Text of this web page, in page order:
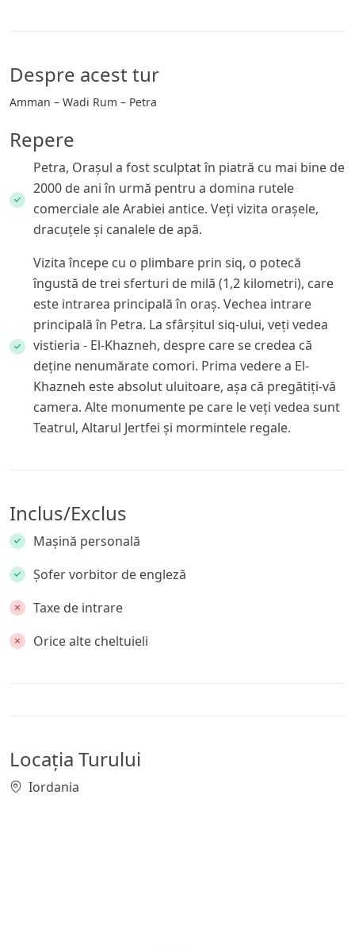
Despre acest tur
Amman – Wadi Rum – Petra
Repere
Petra, Orașul a fost sculptat în piatră cu mai bine de
2000 de ani în urmă pentru a domina rutele
comerciale ale Arabiei antice. Veți vizita orașele,
dracuțele și canalele de apă.
Vizita începe cu o plimbare prin siq, o potecă
îngustă de trei sferturi de milă (1,2 kilometri), care
este intrarea principală în oraș. Vechea intrare
principală în Petra. La sfârșitul siq-ului, veți vedea
vistieria - El-Khazneh, despre care se credea că
deține nenumărate comori. Prima vedere a El-
Khazneh este absolut uluitoare, așa că pregătiți-vă
camera. Alte monumente pe care le veți vedea sunt
Teatrul, Altarul Jertfei și mormintele regale.
Inclus/Exclus
Mașină personală
Șofer vorbitor de engleză
Taxe de intrare
Orice alte cheltuieli
Locația Turului
Iordania